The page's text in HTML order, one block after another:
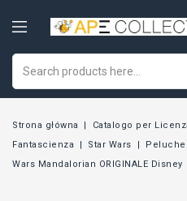
Strona główna Catalogo per
Fantascienza
Star Wars
Peluche
Wars Mandalorian ORIGINALE Disney